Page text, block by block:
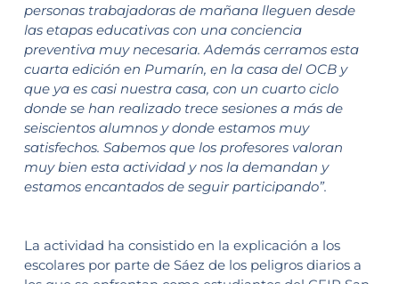
personas trabajadoras de mañana lleguen desde
las etapas educativas con una conciencia
preventiva muy necesaria. Además cerramos esta
cuarta edición en Pumarín, en la casa del OCB y
que ya es casi nuestra casa, con un cuarto ciclo
donde se han realizado trece sesiones a más de
seiscientos alumnos y donde estamos muy
satisfechos. Sabemos que los profesores valoran
muy bien esta actividad y nos la demandan y
estamos encantados de seguir participando”.
La actividad ha consistido en la explicación a los
escolares por parte de Sáez de los peligros diarios a